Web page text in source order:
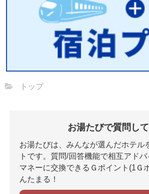
トップ
お湯たびで質問し
お湯たびは、みんなが選んだホテル
トです。質問/回答機能で相互アド
マネーに交換できるＧポイント(1Ｇ
んたまる！